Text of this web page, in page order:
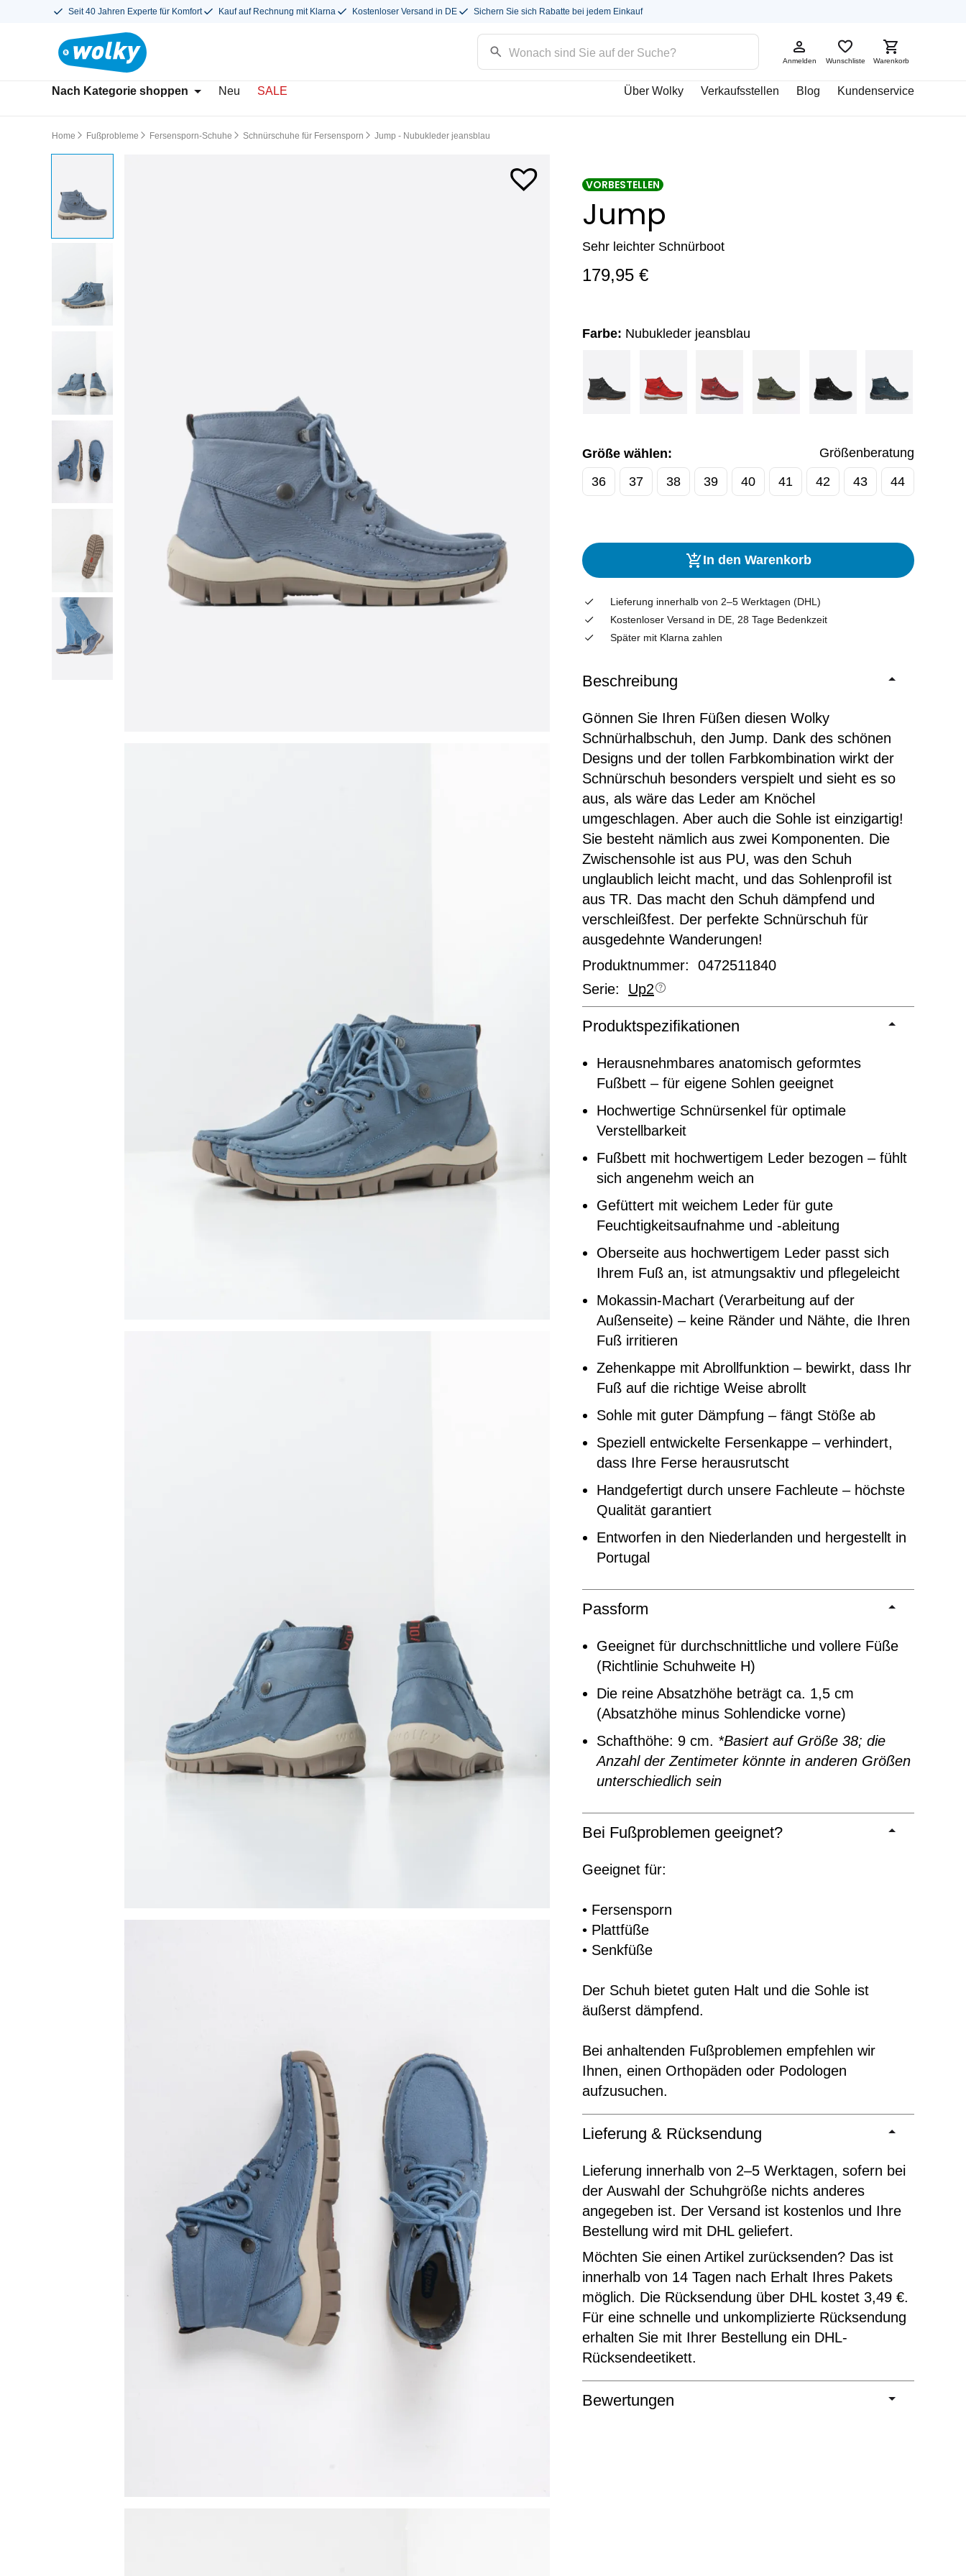
Seit 40 Jahren Experte für Komfort Kauf auf Rechnung mit Klarna Kostenloser Versand in DE Sichern Sie sich Rabatte bei jedem Einkauf
Anmelden Wunschliste Warenkorb
Nach Kategorie shoppen Neu SALE Über Wolky Verkaufsstellen Blog Kundenservice
Home Fußprobleme Fersensporn-Schuhe Schnürschuhe für Fersensporn Jump - Nubukleder jeansblau
VORBESTELLEN
Jump
Sehr leichter Schnürboot
179,95 €
Farbe: Nubukleder jeansblau
Größe wählen:
Größenberatung
36
37 38 39 40 41 42 43 44
In den Warenkorb
Lieferung innerhalb von 2–5 Werktagen (DHL)
Kostenloser Versand in DE, 28 Tage Bedenkzeit
Später mit Klarna zahlen
Beschreibung
Gönnen Sie Ihren Füßen diesen Wolky
Schnürhalbschuh, den Jump. Dank des schönen
Designs und der tollen Farbkombination wirkt der
Schnürschuh besonders verspielt und sieht es so
aus, als wäre das Leder am Knöchel
umgeschlagen. Aber auch die Sohle ist einzigartig!
Sie besteht nämlich aus zwei Komponenten. Die
Zwischensohle ist aus PU, was den Schuh
unglaublich leicht macht, und das Sohlenprofil ist
aus TR. Das macht den Schuh dämpfend und
verschleißfest. Der perfekte Schnürschuh für
ausgedehnte Wanderungen!
Produktnummer: 0472511840
Serie: Up2
Produktspezifikationen
Herausnehmbares anatomisch geformtes
Fußbett – für eigene Sohlen geeignet
Hochwertige Schnürsenkel für optimale
Verstellbarkeit
Fußbett mit hochwertigem Leder bezogen – fühlt
sich angenehm weich an
Gefüttert mit weichem Leder für gute
Feuchtigkeitsaufnahme und -ableitung
Oberseite aus hochwertigem Leder passt sich
Ihrem Fuß an, ist atmungsaktiv und pflegeleicht
Mokassin-Machart (Verarbeitung auf der
Außenseite) – keine Ränder und Nähte, die Ihren
Fuß irritieren
Zehenkappe mit Abrollfunktion – bewirkt, dass Ihr
Fuß auf die richtige Weise abrollt
Sohle mit guter Dämpfung – fängt Stöße ab
Speziell entwickelte Fersenkappe – verhindert,
dass Ihre Ferse herausrutscht
Handgefertigt durch unsere Fachleute – höchste
Qualität garantiert
Entworfen in den Niederlanden und hergestellt in
Portugal
Passform
Geeignet für durchschnittliche und vollere Füße
(Richtlinie Schuhweite H)
Die reine Absatzhöhe beträgt ca. 1,5 cm
(Absatzhöhe minus Sohlendicke vorne)
Schafthöhe: 9 cm. *Basiert auf Größe 38; die
Anzahl der Zentimeter könnte in anderen Größen
unterschiedlich sein
Bei Fußproblemen geeignet?
Geeignet für:
• Fersensporn
• Plattfüße
• Senkfüße
Der Schuh bietet guten Halt und die Sohle ist
äußerst dämpfend.
Bei anhaltenden Fußproblemen empfehlen wir
Ihnen, einen Orthopäden oder Podologen
aufzusuchen.
Lieferung & Rücksendung
Lieferung innerhalb von 2–5 Werktagen, sofern bei
der Auswahl der Schuhgröße nichts anderes
angegeben ist. Der Versand ist kostenlos und Ihre
Bestellung wird mit DHL geliefert.
Möchten Sie einen Artikel zurücksenden? Das ist
innerhalb von 14 Tagen nach Erhalt Ihres Pakets
möglich. Die Rücksendung über DHL kostet 3,49 €.
Für eine schnelle und unkomplizierte Rücksendung
erhalten Sie mit Ihrer Bestellung ein DHL-
Rücksendeetikett.
Bewertungen